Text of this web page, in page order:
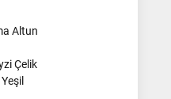
Altun
Çelik